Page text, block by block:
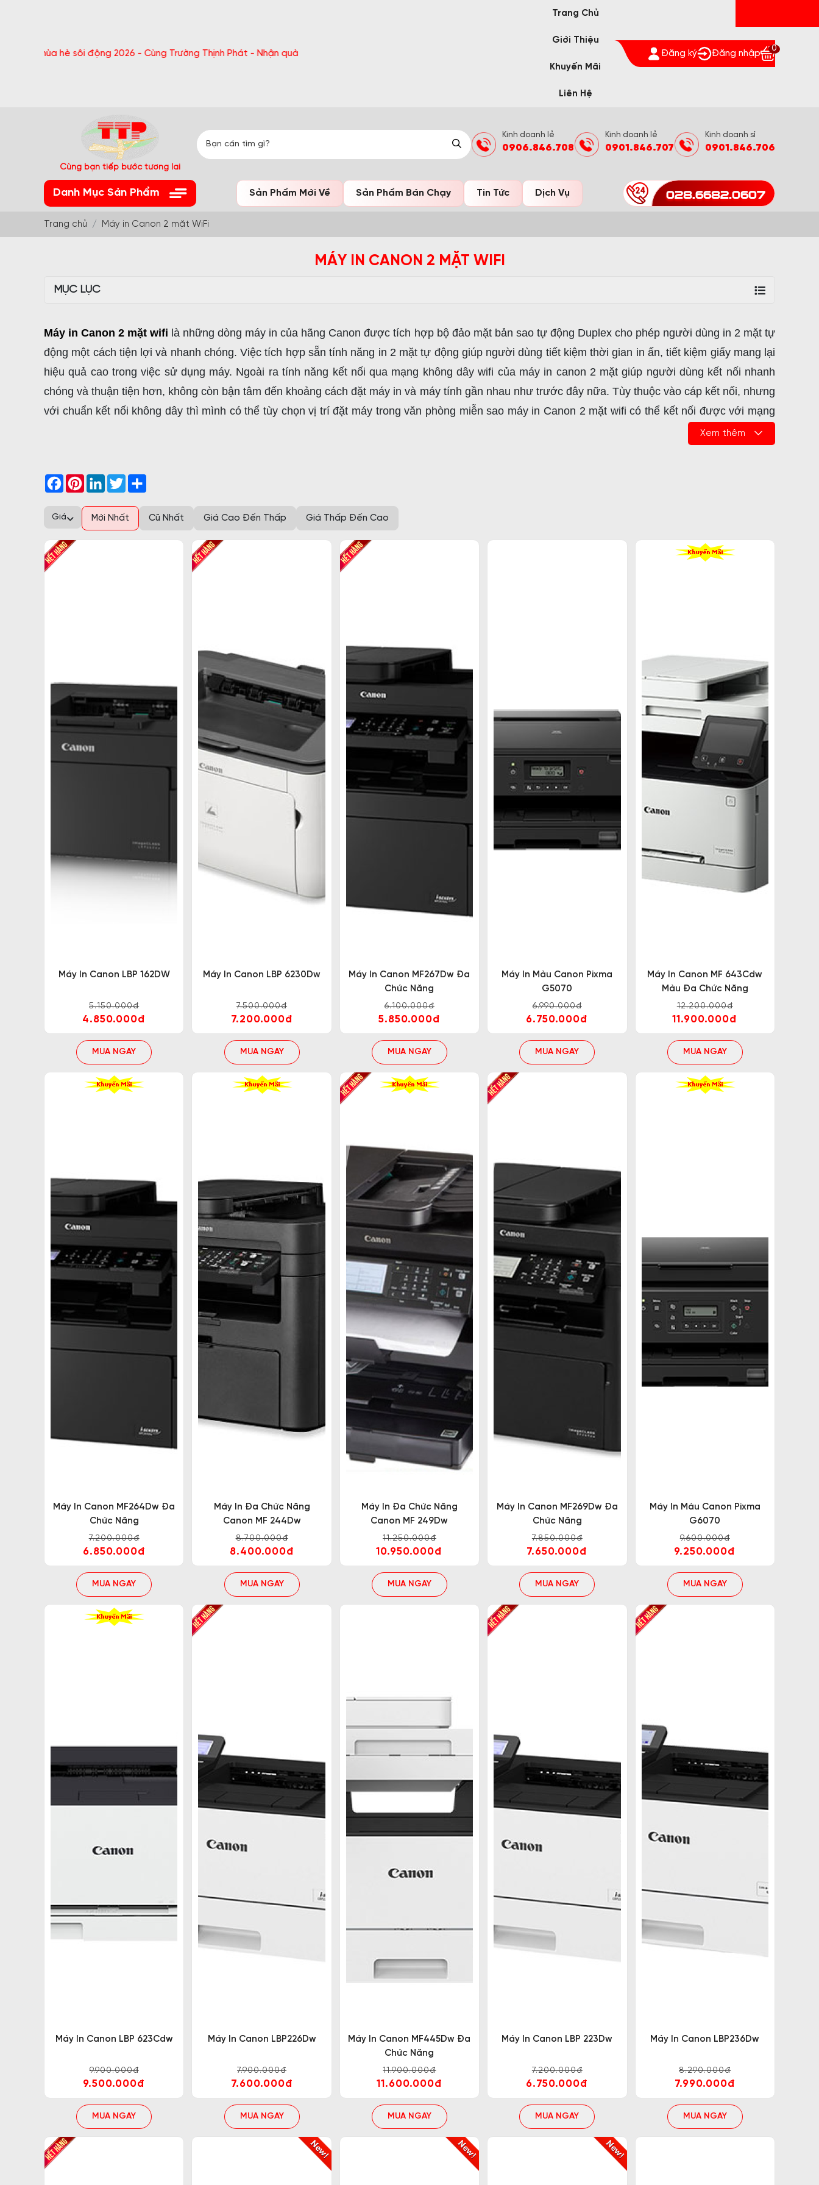
hè sôi động 2026 - Cùng Trường Thịnh Phát - Nhận quà bất ngờ Đón Hè Sang chi tiết tại 'Khuyến Mãi'
Trang Chủ
Giới Thiệu
Khuyến Mãi
Liên Hệ
Đăng ký Đăng nhập
0
Cùng bạn tiếp bước tương lai
Kinh doanh lẻ
0906.846.708
Kinh doanh lẻ
0901.846.707
Kinh doanh sỉ
0901.846.706
Danh Mục Sản Phẩm Sản Phẩm Mới Về Sản Phẩm Bán Chạy Tin Tức Dịch Vụ 028.6682.0607
Trang chủ Máy in Canon 2 mặt WiFi
MÁY IN CANON 2 MẶT WIFI
MỤC LỤC
Máy in Canon 2 mặt wifi là những dòng máy in của hãng Canon được tích hợp bộ đảo mặt bản sao tự động Duplex cho phép người dùng in 2 mặt tự
động một cách tiện lợi và nhanh chóng. Việc tích hợp sẵn tính năng in 2 mặt tự động giúp người dùng tiết kiệm thời gian in ấn, tiết kiệm giấy mang lại
hiệu quả cao trong việc sử dụng máy. Ngoài ra tính năng kết nối qua mạng không dây wifi của máy in canon 2 mặt giúp người dùng kết nối nhanh
chóng và thuận tiện hơn, không còn bận tâm đến khoảng cách đặt máy in và máy tính gần nhau như trước đây nữa. Tùy thuộc vào cáp kết nối, nhưng
với chuẩn kết nối không dây thì mình có thể tùy chọn vị trí đặt máy trong văn phòng miễn sao máy in Canon 2 mặt wifi có thể kết nối được với mạng
nối có dây truyền thống thông thường. Chỉ cần một chiếc điện thoại máy tính bảng hoặc máy tính là bạn có thể dễ dàng in tài liệu mà không cần phải
Với tính năng kết nối không dây của máy in 2 mặt Canon, bạn sẽ không phải bận tâm về vấn đề kết nối có dây rườm rà như các loại máy in thông
2. Các tính năng chính của máy in Canon 2 mặt wifi
Máy in Canon 2 mặt là lựa chọn phổ biến cho văn phòng và gia đình nhờ vào sự tiện lợi và hiệu quả của nó. Dưới đây là những đặc điểm nổi bật mà
bạn có thể tìm thấy trong các dòng máy in này:
In 2 mặt tự động
Máy in Canon 2 mặt (Duplex) giúp người dùng xử lý nhanh chóng và hiệu quả các tài liệu cần in 2 mặt, dù là một hay nhiều trang. Điều này giúp
người dùng tiết kiệm thời gian chờ đợi thay vì phải đảo mặt bằng tay, đặc biệt là số lượng giấy tờ cần in 2 mặt nhiều.
Kết nối wifi tiện lợi
Với máy in Canon 2 mặt wifi, bạn có thể sắp xếp không gian làm việc một cách gọn gàng và chuyên nghiệp hơn, không cần phải sử dụng những dây
cáp lằng nhằng. Thay vào đó, chỉ cần kết nối máy in với mạng wifi, bạn có thể in ấn tài liệu một cách nhanh chóng và đơn giản.
tiết. Chính vì thế, sản phẩm này nhận được nhiều đánh giá tích cực từ phía người dùng, trở thành một trong những lựa chọn hàng đầu trong phân
Khả năng tương thích với các hệ điều hành
Tính năng tương thích đa nền tảng là một điểm cộng lớn của máy in 2 mặt Canon. Ngoài việc hỗ trợ hệ điều hành Windows phổ biến, máy còn tương
thích hoàn hảo với hệ điều hành MAC OS, đáp ứng nhu cầu của nhiều người dùng.
3. Một số dòng máy in Canon 2 mặt hiện có trên thị trường hiện nay
3.1 Máy in Canon 2 mặt wifi LBP 6230Dw
Đây là sản phẩm được ra đời khá lâu trên thị trường được nhiều người mua và sử dụng. Ưu điểm của dòng sản phẩm này nằm ở thiết kế nhỏ gọn,
tiết kiệm không gian văn phòng. Ngoài ra, Canon LBP 6230Dw sử dụng hộp mực Canon 326 chung với mã hộp mực HP 78A (loại phổ thông), dễ
dàng mua trên thị trường. Đây là hộp mực chứa tất cả trong 1 nên chi phí nạp mực, thay hộp mực, thay linh kiện khá rẻ, điều này giúp người dùng tiết
kiệm chi phí.
Tuy nhiên sản phẩm máy in Canon 2 mặt wifi LBP 6230Dw có một số hạn chế, bao gồm tốc độ in không cao như những dòng đời mới, công suất in ấn
cũng chỉ tầm khoản 1500- 2500 trang/ tháng, nên dòng sản phẩm này chỉ phù hợp in ấn trong văn phòng nhỏ hay hộ gia đình với công suất vừa phải.
Máy in Canon LBP 162Dw là sản phẩm ra đời để thay thế cho các model Canon LBP 151Dw. Canon LBP 6230Dw là dòng sản phẩm với dòng hộp
mực 2 thành phần: mực riêng và Drum riêng nên dung lượng trang in nhiều hơn dòng cũ. Tuổi thọ Drum bền và cao hơn dòng hộp mực cũ nên chi phí
thay thế hộp mực và cụm Drum cũng cao hơn. Đây là chiếc máy in được cải tiến tốc độ in từ 25 trang/ phút của dòng Canon 6230dw lên 28 trang/
3.3 Máy in 2 mặt WiFi Canon LBP 236Dw
Là dòng máy in đen trắng Canon wifi 2 mặt mới nhất hiện nay, đây là model thay thế sản phẩm máy in Canon LBP 226Dw nên về ngoại hình và thiết
kết hoàn toàn y như dòng cũ chỉ khác mã hộp mực. Máy in Canon LBP 236Dw kế thừa những ưu điểm của các dòng sản phẩm máy in Canon trước
đây là tích hợp tích năng in 2 mặt tự động và kết nối wifi, cho phép in ấn dễ dàng từ thiết bị di động, cải tiến tốc độ và nâng cao hiệu suất cho người
sử dụng.
Là dòng máy in laser đen trắng cùng serial với model Canon LBP 236Dw. Máy in Canon 233Dw là sản phẩm mới thay thế cho model máy in Canon
Với thiết kế và kết cấu bên trong y như Canon 236Dw nhưng tốc độ của Canon 233Dw thấp hơn chỉ 33 trang/phút so với 38 trang/phút của Canon
LBP 226Dw nên giá thành sản phẩm cũng rẻ hơn. Vì vậy máy in 2 mặt Canon LBP 233Dw giúp cho người dùng cũng có thêm sự lựa chọn về giá nếu
không chú trọng về tốc độ. Tuy nhiên nó vẫn đảm bảo chức năng in wifi 2 mặt tiện lợi, giúp người dung tiết kiệm thời gian, công sức.
3.5 Máy in Canon 2 mặt wifi Pixma G5070
Nếu như bạn đang tìm kiếm một chiếc máy in Canon 2 mặt wifi với yêu cầu in màu thì chiếc Canon Pixma G5070 sẽ đáp ứng tối ưu yêu cầu in ấn của
bạn. Ngoài ra, máy còn được hỗ trợ hệ thống mực in liên tục dung lượng lớn, chất lượng mực chính hãng cao cấp sẽ làm hài lòng đa số đối tượng
khách hàng. Đây là một trong những đặc điểm nổi bật, xứng đáng có mặt trong bộ sưu tập những sản phẩm máy in sắp tới của bạn.
đạt chất lượng cao. Giữa vô vàn sự lựa chọn để tìm thấy một chiếc máy in Canon 2 mặt có giá cả cân đối mà lại có nhiều dịch vụ tiện ích hỗ trợ thì
Trường Thịnh Phát là đơn vị tự hào luôn đảm bảo tốt các quyền lợi cho khách hàng.
Khi mua hàng tại Trường Thịnh Phát quý khách hàng sẽ được các ưu đãi như sau:
Giá cả hợp lý, cạnh tranh nhất trên thị trường.
Chất lượng sản phẩm đảm bảo mới 100% nguyên đai, nguyên kiện.
Xem thêm
Facebook
PinterestLinkedInTwitter
Giá Mới Nhất Cũ Nhất Giá Cao Đến Thấp Giá Thấp Đến Cao
Máy In Canon LBP 162DW
5.150.000đ
4.850.000đ
MUA NGAY
Máy In Canon LBP 6230Dw
7.500.000đ
7.200.000đ
MUA NGAY
Máy In Canon MF267Dw Đa
Chức Năng
6.100.000đ
5.850.000đ
MUA NGAY
Máy In Màu Canon Pixma
G5070
6.990.000đ
6.750.000đ
MUA NGAY
Máy In Canon MF 643Cdw
Màu Đa Chức Năng
12.200.000đ
11.900.000đ
MUA NGAY
Máy In Canon MF264Dw Đa
Chức Năng
7.200.000đ
6.850.000đ
MUA NGAY
Máy In Đa Chức Năng
Canon MF 244Dw
8.700.000đ
8.400.000đ
MUA NGAY
Máy In Đa Chức Năng
Canon MF 249Dw
11.250.000đ
10.950.000đ
MUA NGAY
Máy In Canon MF269Dw Đa
Chức Năng
7.850.000đ
7.650.000đ
MUA NGAY
Máy In Màu Canon Pixma
G6070
9.600.000đ
9.250.000đ
MUA NGAY
Máy In Canon LBP 623Cdw
9.900.000đ
9.500.000đ
MUA NGAY
Máy In Canon LBP226Dw
7.900.000đ
7.600.000đ
MUA NGAY
Máy In Canon MF445Dw Đa
Chức Năng
11.900.000đ
11.600.000đ
MUA NGAY
Máy In Canon LBP 223Dw
7.200.000đ
6.750.000đ
MUA NGAY
Máy In Canon LBP236Dw
8.290.000đ
7.990.000đ
MUA NGAY